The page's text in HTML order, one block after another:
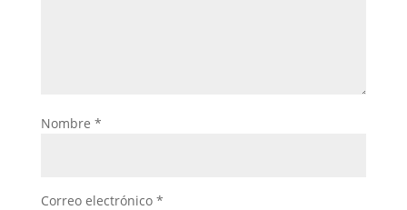
Nombre *
Correo electrónico *